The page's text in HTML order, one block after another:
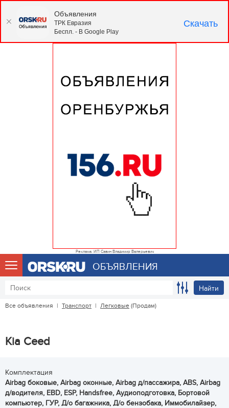
Реклама. ИП Савин Владимир Валерьевич
ОБЪЯВЛЕНИЯ
Найти
Все объявления | Транспорт | Легковые (Продам)
Kia Ceed
Комплектация
Airbag боковые, Airbag оконные, Airbag д/пассажира, ABS, Airbag
д/водителя, EBD, ESP, Handsfree, Аудиоподготовка, Бортовой
компьютер, ГУР, Д/о багажника, Д/о бензобака, Иммобилайзер,
Объявления
ТРК Евразия
Беспл. - В Google Play
Скачать